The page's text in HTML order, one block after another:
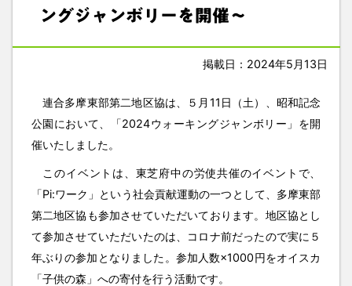
ングジャンボリーを開催～
掲載日：2024年5月13日
連合多摩東部第二地区協は、５月11日（土）、昭和記念
公園において、「2024ウォーキングジャンボリー」を開
催いたしました。
このイベントは、東芝府中の労使共催のイベントで、
「Pi:ワーク」という社会貢献運動の一つとして、多摩東部
第二地区協も参加させていただいております。地区協とし
て参加させていただいたのは、コロナ前だったので実に５
年ぶりの参加となりました。参加人数×1000円をオイスカ
「子供の森」への寄付を行う活動です。